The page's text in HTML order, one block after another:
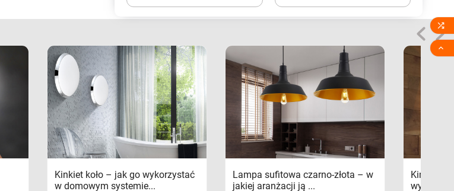
Kinkiet koło – jak go wykorzystać
w domowym systemie...
Lampa sufitowa czarno-złota – w
jakiej aranżacji ją ...
Kinkiety

